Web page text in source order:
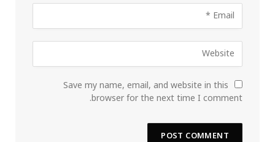
Save my name, email, and website in this
browser for the next time I comment.